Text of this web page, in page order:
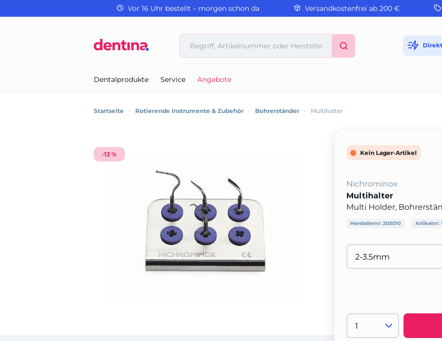
Vor 16 Uhr bestellt – morgen schon da Versandkostenfrei ab 200 €
Dentalprodukte Service Angebote
Startseite > Rotierende Instrumente & Zubehör > Bohrerständer > Multihalter
-13 % Kein Lager-Artikel
Nichrominox
Multihalter
Multi Holder,
Herstellernr: 205010 Artikelnr: